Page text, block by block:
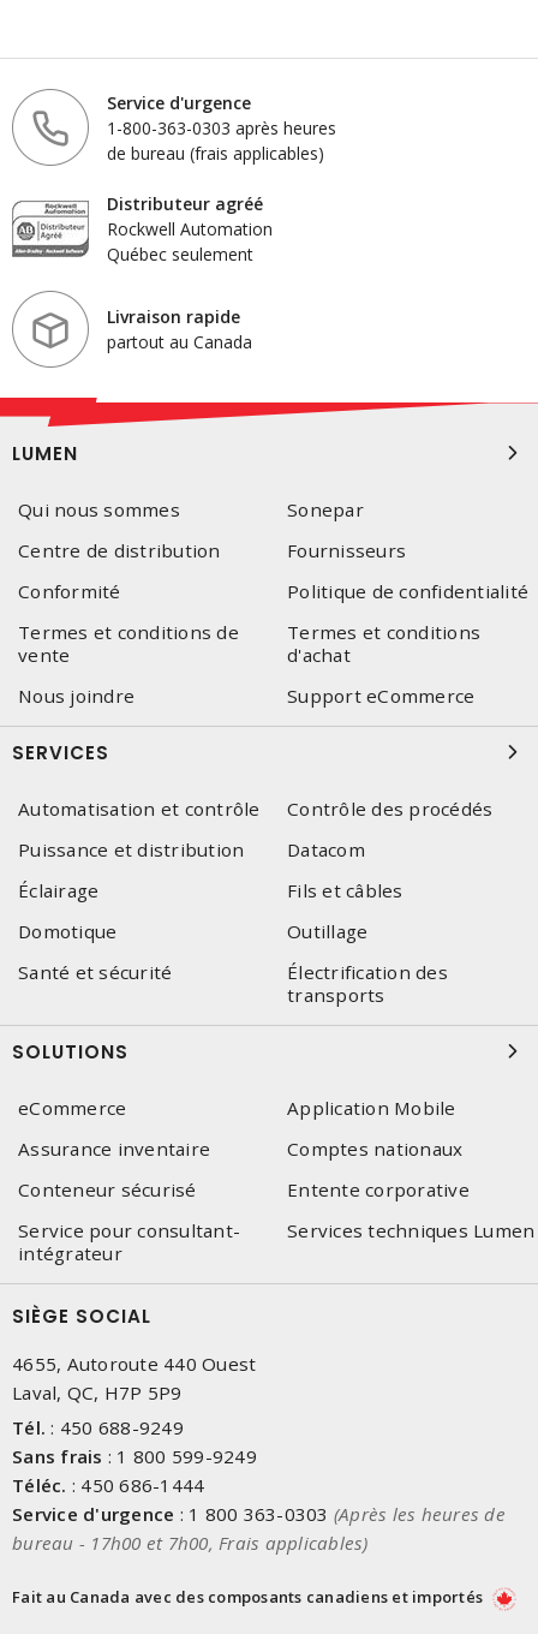
Service d'urgence
1-800-363-0303 après heures
de bureau (frais applicables)
Distributeur agréé
Rockwell Automation
Québec seulement
Livraison rapide
partout au Canada
LUMEN
Qui nous sommes
Sonepar
Centre de distribution
Fournisseurs
Conformité
Politique de confidentialité
Termes et conditions de
vente
Termes et conditions
d'achat
Nous joindre
Support eCommerce
SERVICES
Automatisation et contrôle
Contrôle des procédés
Puissance et distribution
Datacom
Éclairage
Fils et câbles
Domotique
Outillage
Santé et sécurité
Électrification des
transports
SOLUTIONS
eCommerce
Application Mobile
Assurance inventaire
Comptes nationaux
Conteneur sécurisé
Entente corporative
Service pour consultant-
intégrateur
Services techniques Lumen
SIÈGE SOCIAL
4655, Autoroute 440 Ouest
Laval, QC, H7P 5P9
Tél. : 450 688-9249
Sans frais : 1 800 599-9249
Téléc. : 450 686-1444
Service d'urgence : 1 800 363-0303 (Après les heures de
bureau - 17h00 et 7h00, Frais applicables)
Fait au Canada avec des composants canadiens et importés